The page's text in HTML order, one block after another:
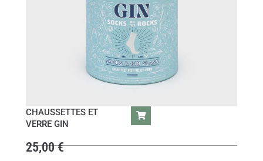
CHAUSSETTES ET
VERRE GIN
25,00€